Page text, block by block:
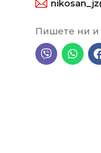
Пишете ни и